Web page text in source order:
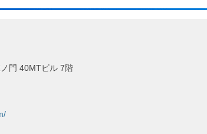
門 40MTビル 7階